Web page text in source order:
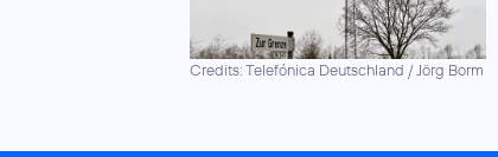
Credits: Telefónica Deutschland / Jörg Borm